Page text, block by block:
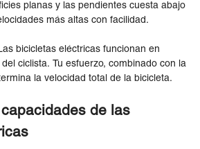
planas y las pendientes cuesta abajo
más altas con facilidad.
bicicletas eléctricas funcionan en
ciclista. Tu esfuerzo, combinado con la
la velocidad total de la bicicleta.
de las